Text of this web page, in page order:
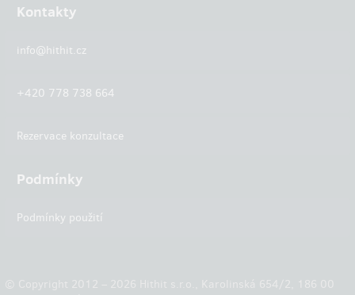
Kontakty
info@hithit.cz
+420 778 738 664
Rezervace konzultace
Podmínky
Podmínky použití